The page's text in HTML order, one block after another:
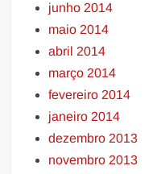
junho 2014
maio 2014
abril 2014
março 2014
fevereiro 2014
janeiro 2014
dezembro 2013
novembro 2013